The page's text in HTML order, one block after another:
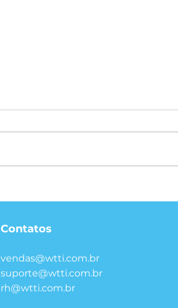
que mantém clientes em
qualificado
Contatos
vendas@wtti.com.br
suporte@wtti.com.br
rh@wtti.com.br